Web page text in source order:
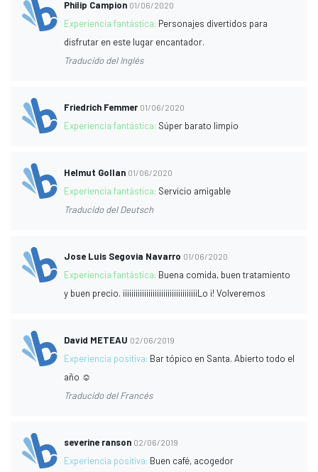
Philip Campion 01/06/2020
Experiencia fantástica: Personajes divertidos para
disfrutar en este lugar encantador.
Traducido del Inglés
Friedrich Femmer 01/06/2020
Experiencia fantástica: Súper barato limpio
Helmut Gollan 01/06/2020
Experiencia fantástica: Servicio amigable
Traducido del Deutsch
Jose Luis Segovia Navarro 01/06/2020
Experiencia fantástica: Buena comida, buen tratamiento
y buen precio. ¡¡¡¡¡¡¡¡¡¡¡¡¡¡¡¡¡¡¡¡¡¡¡¡¡¡¡¡¡¡¡¡¡¡¡Lo ¡! Volveremos
David METEAU 02/06/2019
Experiencia positiva: Bar tópico en Santa. Abierto todo el
año ☺️
Traducido del Francés
severine ranson 02/06/2019
Experiencia positiva: Buen café, acogedor